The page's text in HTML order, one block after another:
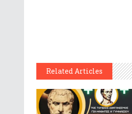
Related Articles